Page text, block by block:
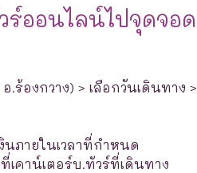
ออนไลน์ไปจุดจอด
ร้องกวาง) > เลือกวันเดินทาง >
นภายในเวลาที่กำหนด
เคาน์เตอร์บ.ทัวร์ที่เดินทาง